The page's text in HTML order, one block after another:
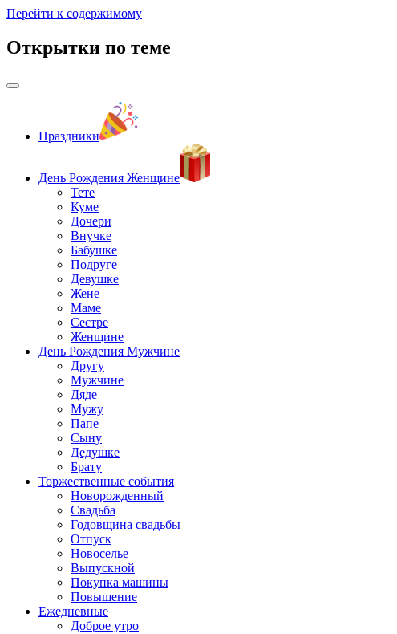
Перейти к содержимому
Открытки по теме
Праздники
День Рождения Женщине
Тете
Куме
Дочери
Внучке
Бабушке
Подруге
Девушке
Жене
Маме
Сестре
Женщине
День Рождения Мужчине
Другу
Мужчине
Дяде
Мужу
Папе
Сыну
Дедушке
Брату
Торжественные события
Новорожденный
Свадьба
Годовщина свадьбы
Отпуск
Новоселье
Выпускной
Покупка машины
Повышение
Ежедневные
Доброе утро